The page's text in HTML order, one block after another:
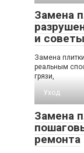
Замена
и советы
Замена
реальным
грязи,
Уход
Замена
ремонта